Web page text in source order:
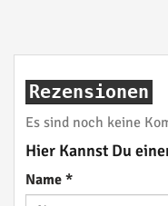
Rezensionen
Es sind noch keine
Hier Kannst Du
Name *